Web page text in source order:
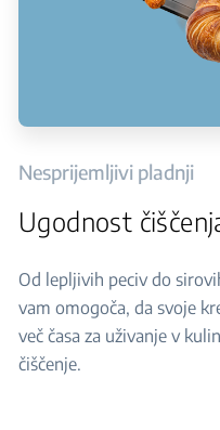
Nesprijemljivi pladnji
Ugodnost
Od lepljivih peciv do
vam omogoča, da svoje
več časa za uživanje v
čiščenje.